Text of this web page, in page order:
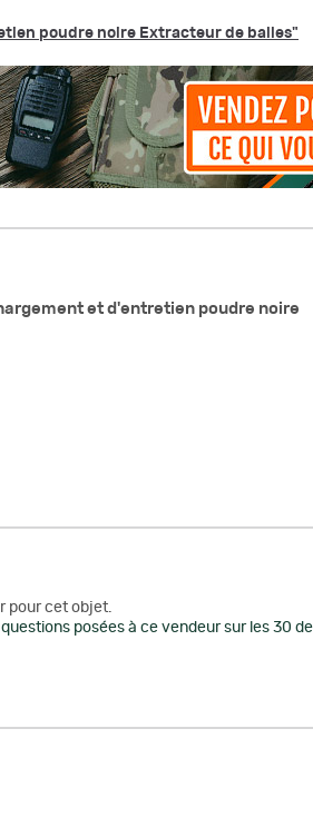
poudre noire Extracteur de balles"
et d'entretien poudre noire
pour cet objet.
posées à ce vendeur sur les 30